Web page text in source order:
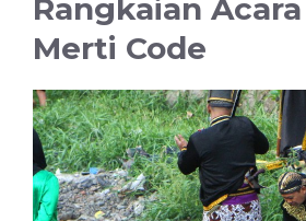
Rangkaian
Merti Code